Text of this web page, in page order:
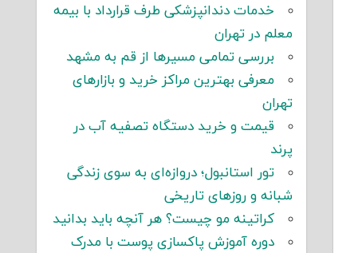
خدمات دندانپزشکی طرف قرارداد با بیمه
معلم در تهران
بررسی تمامی مسیرها از قم به مشهد
معرفی بهترین مراکز خرید و بازارهای
تهران
قیمت و خرید دستگاه تصفیه آب در
پرند
تور استانبول؛ دروازه‌ای به سوی زندگی
شبانه و روزهای تاریخی
کراتینه مو چیست؟ هر آنچه باید بدانید
دوره آموزش پاکسازی پوست با مدرک